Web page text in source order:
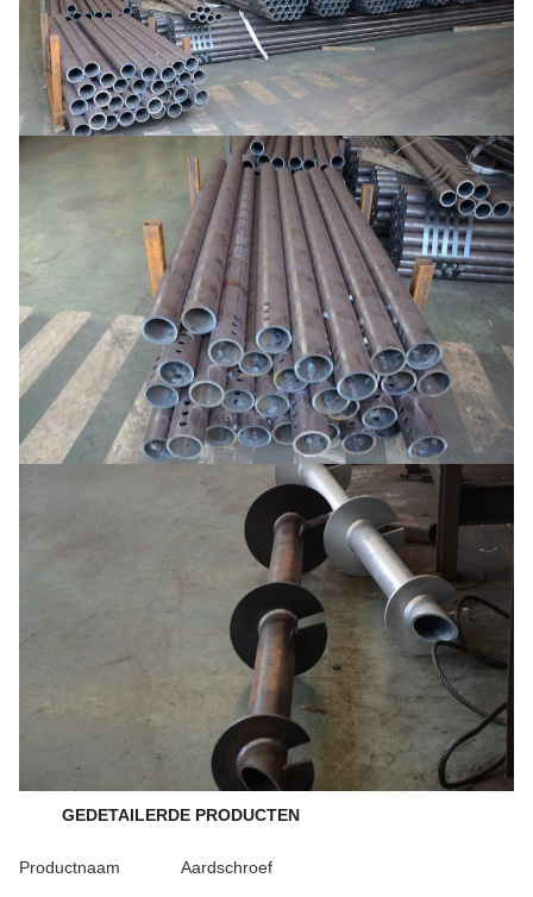
GEDETAILERDE PRODUCTEN
Productnaam Aardschroef